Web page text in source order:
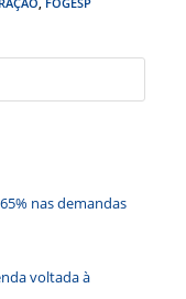
a
nas demandas
voltada à